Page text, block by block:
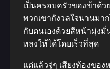
เป็นครอบครัวของข้าด้ว
พวกเขากังวลใจนานมา
กับตนเองด้วยสีหน้ามุ่งมั่
หลงให้ได้โดยเร็วที่สุด
แต่แล้วจู่ๆ เสียงท้องของ